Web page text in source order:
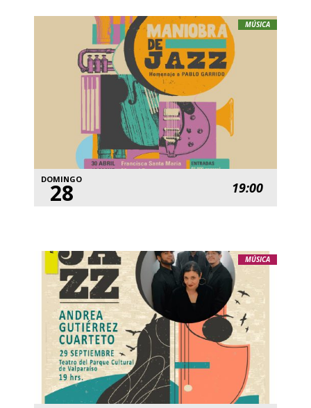
MÚSICA
DOMINGO
28 19:00
MÚSICA